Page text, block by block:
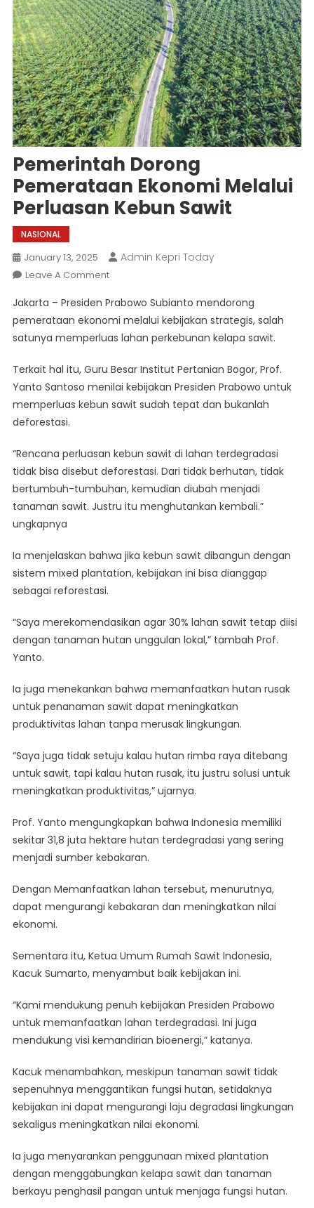
Pemerintah Dorong
Pemerataan Ekonomi Melalui
Perluasan Kebun Sawit
NASIONAL
January 13, 2025 Admin Kepri Today
Leave A CommentOn
Dorong
Pemerataan
Ekonomi
Perluasan
Kebun
Sawit
Jakarta – Presiden Prabowo Subianto mendorong
pemerataan ekonomi melalui kebijakan strategis, salah
satunya memperluas lahan perkebunan kelapa sawit.
Terkait hal itu, Guru Besar Institut Pertanian Bogor, Prof.
Yanto Santoso menilai kebijakan Presiden Prabowo untuk
memperluas kebun sawit sudah tepat dan bukanlah
deforestasi.
“Rencana perluasan kebun sawit di lahan terdegradasi
tidak bisa disebut deforestasi. Dari tidak berhutan, tidak
bertumbuh-tumbuhan, kemudian diubah menjadi
tanaman sawit. Justru itu menghutankan kembali.”
ungkapnya
Ia menjelaskan bahwa jika kebun sawit dibangun dengan
sistem mixed plantation, kebijakan ini bisa dianggap
sebagai reforestasi.
“Saya merekomendasikan agar 30% lahan sawit tetap diisi
dengan tanaman hutan unggulan lokal,” tambah Prof.
Yanto.
Ia juga menekankan bahwa memanfaatkan hutan rusak
untuk penanaman sawit dapat meningkatkan
produktivitas lahan tanpa merusak lingkungan.
“Saya juga tidak setuju kalau hutan rimba raya ditebang
untuk sawit, tapi kalau hutan rusak, itu justru solusi untuk
meningkatkan produktivitas,” ujarnya.
Prof. Yanto mengungkapkan bahwa Indonesia memiliki
sekitar 31,8 juta hektare hutan terdegradasi yang sering
menjadi sumber kebakaran.
Dengan Memanfaatkan lahan tersebut, menurutnya,
dapat mengurangi kebakaran dan meningkatkan nilai
ekonomi.
Sementara itu, Ketua Umum Rumah Sawit Indonesia,
Kacuk Sumarto, menyambut baik kebijakan ini.
“Kami mendukung penuh kebijakan Presiden Prabowo
untuk memanfaatkan lahan terdegradasi. Ini juga
mendukung visi kemandirian bioenergi,” katanya.
Kacuk menambahkan, meskipun tanaman sawit tidak
sepenuhnya menggantikan fungsi hutan, setidaknya
kebijakan ini dapat mengurangi laju degradasi lingkungan
sekaligus meningkatkan nilai ekonomi.
Ia juga menyarankan penggunaan mixed plantation
dengan menggabungkan kelapa sawit dan tanaman
berkayu penghasil pangan untuk menjaga fungsi hutan.